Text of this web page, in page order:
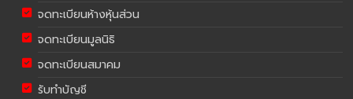
จดทะเบียนห้างหุ้นส่วน
จดทะเบียนมูลนิธิ
จดทะเบียนสมาคม
รับทำบัญชี